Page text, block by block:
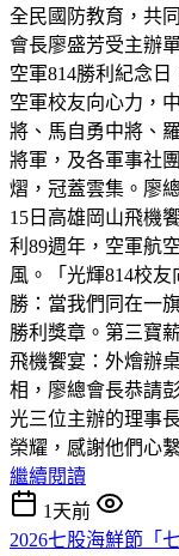
全民國防教育，共
會長廖盛芳受主辦
空軍814勝利紀念
空軍校友向心力，
將、馬自勇中將、
將軍，及各軍事社
熠，冠蓋雲集。廖
15日高雄岡山飛機
利89週年，空軍航
風。「光輝814校
勝：當我們同在一
勝利獎章。第三寶
飛機饗宴：外燴辦
相，廖總會長恭請
光三位主辦的理事
榮耀，感謝他們心
繼續閱讀
1天前
2026七股海鮮節「